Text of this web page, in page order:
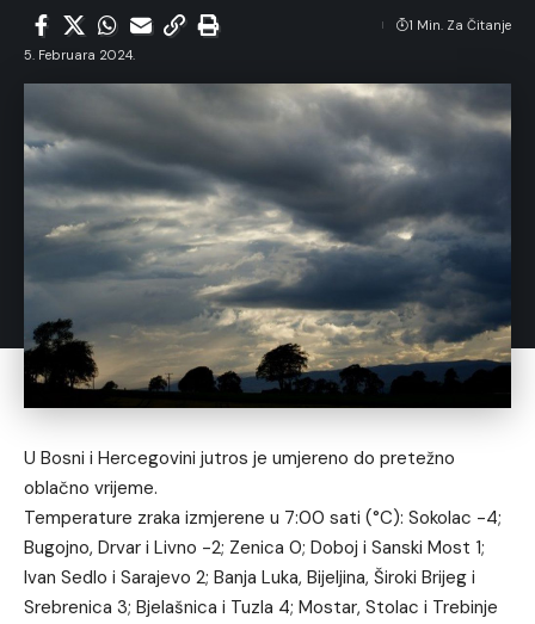
5. Februara 2024.
1 Min. Za Čitanje
U Bosni i Hercegovini jutros je umjereno do pretežno
oblačno vrijeme.
Temperature zraka izmjerene u 7:00 sati (°C): Sokolac -4;
Bugojno, Drvar i Livno -2; Zenica 0; Doboj i Sanski Most 1;
Ivan Sedlo i Sarajevo 2; Banja Luka, Bijeljina, Široki Brijeg i
Srebrenica 3; Bjelašnica i Tuzla 4; Mostar, Stolac i Trebinje